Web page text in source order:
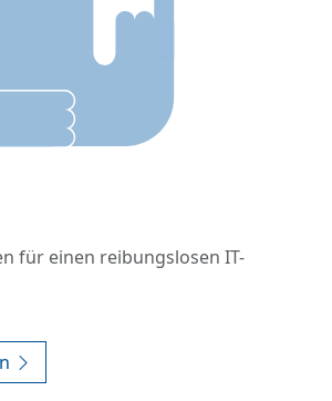
für einen reibungslosen IT-